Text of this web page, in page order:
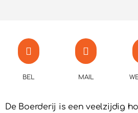
BEL MAIL
De Boerderij is een veelzijdig